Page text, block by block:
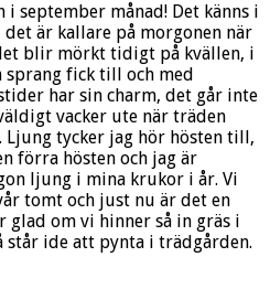
september månad! Det känns i
är kallare på morgonen när
blir mörkt tidigt på kvällen, i
sprang fick till och med
har sin charm, det går inte
vacker ute när träden
tycker jag hör hösten till,
förra hösten och jag är
ljung i mina krukor i år. Vi
tomt och just nu är det en
glad om vi hinner så in gräs i
står ide att pynta i trädgården.